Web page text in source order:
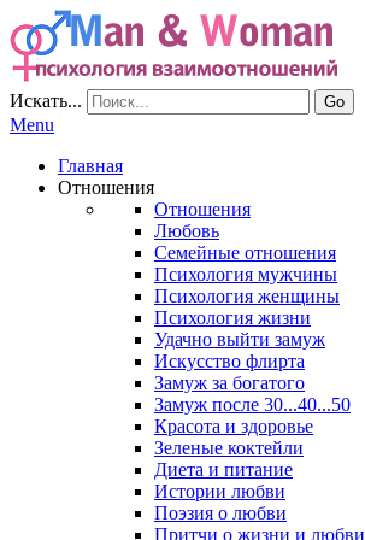
Искать... Go
Menu
Главная
Отношения
Отношения
Любовь
Семейные отношения
Психология мужчины
Психология женщины
Психология жизни
Удачно выйти замуж
Искусство флирта
Замуж за богатого
Замуж после 30...40...50
Красота и здоровье
Зеленые коктейли
Диета и питание
Истории любви
Поэзия о любви
Притчи о жизни и любви